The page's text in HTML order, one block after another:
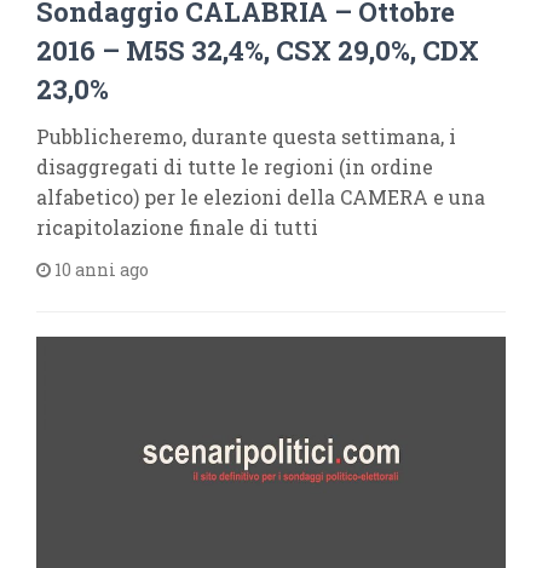
Sondaggio CALABRIA – Ottobre
2016 – M5S 32,4%, CSX 29,0%, CDX
23,0%
Pubblicheremo, durante questa settimana, i
disaggregati di tutte le regioni (in ordine
alfabetico) per le elezioni della CAMERA e una
ricapitolazione finale di tutti
10 anni ago